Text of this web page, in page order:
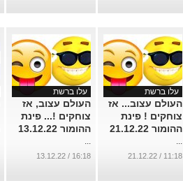
...
עלו ברשת
העולם עצוב... אז
צוחקים ! פינת
ההומור 21.12.22
...
11:18 / 21.12.22
עלו ברשת
העולם עצוב, אז
צוחקים !... פינת
ההומור 13.12.22
...
16:18 / 13.12.22